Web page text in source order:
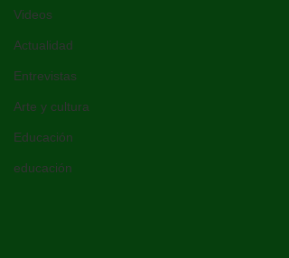
Videos
Actualidad
Entrevistas
Arte y cultura
Educación
educación